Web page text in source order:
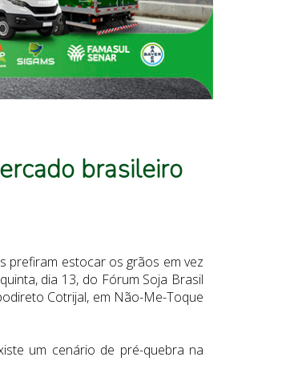
brasileiro
prefiram estocar os grãos em vez
dia 13, do Fórum Soja Brasil
Cotrijal, em Não-Me-Toque
um cenário de pré-quebra na